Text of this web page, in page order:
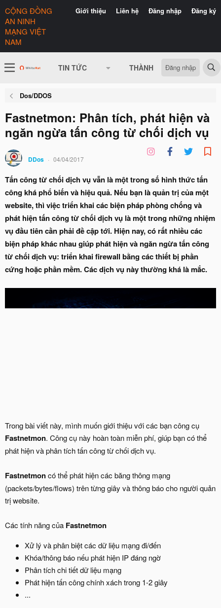
Giới thiệu Liên hệ Đăng nhập Đăng ký
CỘNG ĐỒNG
AN NINH
MẠNG VIỆT
NAM
TIN TỨC THÀNH VIÊN CÓ GÌ
Đăng nhập
Dos/DDOS
Fastnetmon: Phân tích, phát hiện và
ngăn ngừa tấn công từ chối dịch vụ
DDos 04/04/2017
Tấn công từ chối dịch vụ vẫn là một trong số hình thức tấn
công khá phổ biến và hiệu quả. Nếu bạn là quản trị của một
website, thì việc triển khai các biện pháp phòng chống và
phát hiện tấn công từ chối dịch vụ là một trong những nhiệm
vụ đầu tiên cần phải đề cập tới. Hiện nay, có rất nhiều các
biện pháp khác nhau giúp phát hiện và ngăn ngừa tấn công
từ chối dịch vụ: triển khai firewall bằng các thiết bị phần
cứng hoặc phần mềm. Các dịch vụ này thường khá là mắc.
Trong bài viết này, mình muốn giới thiệu với các bạn công cụ
Fastnetmon. Công cụ này hoàn toàn miễn phí, giúp bạn có thể
phát hiện và phân tích tấn công từ chối dịch vụ.
Fastnetmoncó thể phát hiện các băng thông mạng
(packets/bytes/flows) trên từng giây và thông báo cho người quản
trị website.
Các tính năng của Fastnetmon
Xử lý và phân biệt các dữ liệu mạng đi/đến
Khóa/thông báo nếu phát hiện IP đáng ngờ
Phân tích chi tiết dữ liệu mạng
Phát hiện tấn công chính xách trong 1-2 giây
...